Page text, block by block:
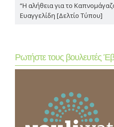
“Η αλήθεια για το
Ευαγγελίδη [Δελτίο Τύπου]
Ρωτήστε τους βουλευτές